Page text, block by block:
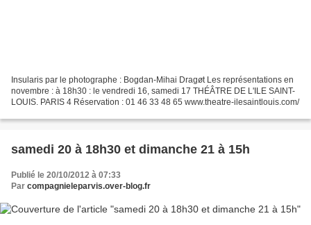
Insularis par le photographe : Bogdan-Mihai Dragøt Les représentations en
novembre : à 18h30 : le vendredi 16, samedi 17 THÉÂTRE DE L'ILE SAINT-
LOUIS. PARIS 4 Réservation : 01 46 33 48 65 www.theatre-ilesaintlouis.com/
samedi 20 à 18h30 et dimanche 21 à 15h
Publié le 20/10/2012 à 07:33
Par compagnieleparvis.over-blog.fr